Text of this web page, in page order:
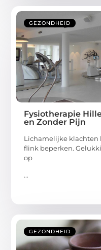
GEZONDHEID
Fysiotherapie
en Zonder Pijn
Lichamelijke klachten
flink beperken.
op
...
GEZONDHEID